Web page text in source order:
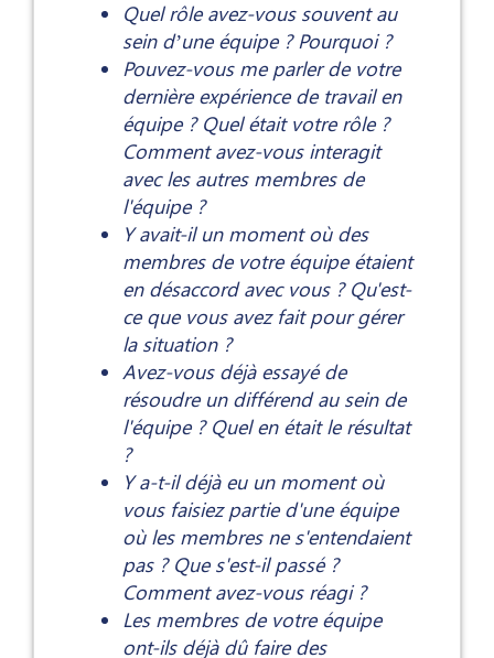
Quel rôle avez-vous souvent au
sein d’une équipe ? Pourquoi ?
Pouvez-vous me parler de votre
dernière expérience de travail en
équipe ? Quel était votre rôle ?
Comment avez-vous interagit
avec les autres membres de
l'équipe ?
Y avait-il un moment où des
membres de votre équipe étaient
en désaccord avec vous ? Qu'est-
ce que vous avez fait pour gérer
la situation ?
Avez-vous déjà essayé de
résoudre un différend au sein de
l'équipe ? Quel en était le résultat
?
Y a-t-il déjà eu un moment où
vous faisiez partie d'une équipe
où les membres ne s'entendaient
pas ? Que s'est-il passé ?
Comment avez-vous réagi ?
Les membres de votre équipe
ont-ils déjà dû faire des